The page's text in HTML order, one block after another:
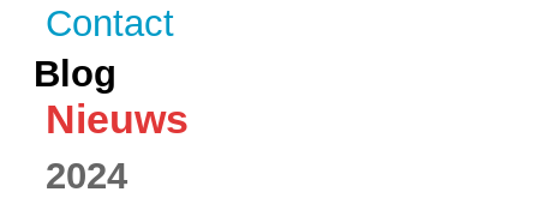
Contact
Blog
Nieuws
2024